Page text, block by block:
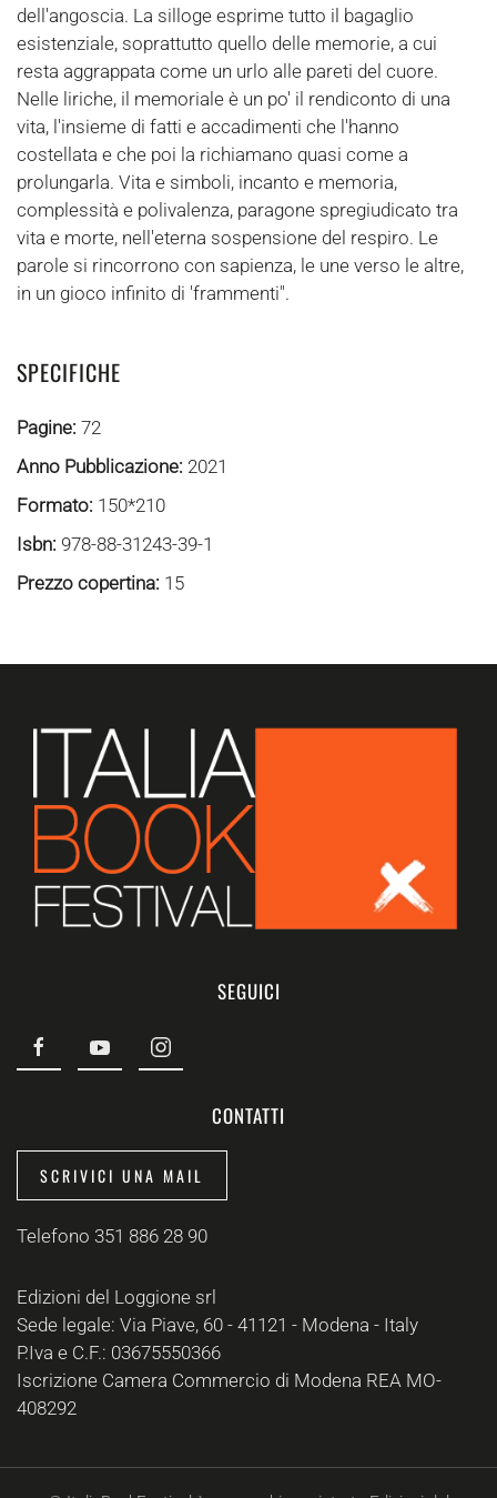
dell'angoscia. La silloge esprime tutto il bagaglio
esistenziale, soprattutto quello delle memorie, a cui
resta aggrappata come un urlo alle pareti del cuore.
Nelle liriche, il memoriale è un po' il rendiconto di una
vita, l'insieme di fatti e accadimenti che l'hanno
costellata e che poi la richiamano quasi come a
prolungarla. Vita e simboli, incanto e memoria,
complessità e polivalenza, paragone spregiudicato tra
vita e morte, nell'eterna sospensione del respiro. Le
parole si rincorrono con sapienza, le une verso le altre,
in un gioco infinito di 'frammenti".
SPECIFICHE
Pagine: 72
Anno Pubblicazione: 2021
Formato: 150*210
Isbn: 978-88-31243-39-1
Prezzo copertina: 15
SEGUICI
CONTATTI
SCRIVICI UNA MAIL
Telefono 351 886 28 90
Edizioni del Loggione srl
Sede legale: Via Piave, 60 - 41121 - Modena - Italy
P.Iva e C.F.: 03675550366
Iscrizione Camera Commercio di Modena REA MO-
408292